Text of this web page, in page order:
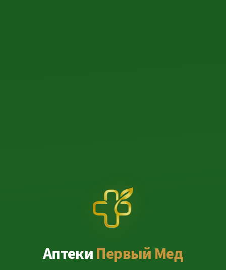
АптекиПервый Мед